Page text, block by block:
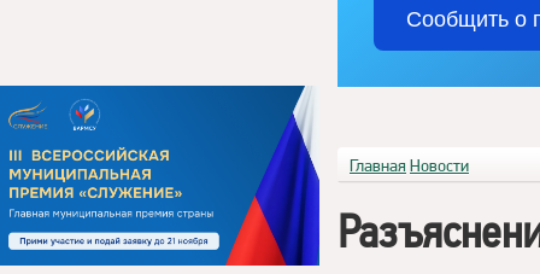
Сообщить о
Главная Новости